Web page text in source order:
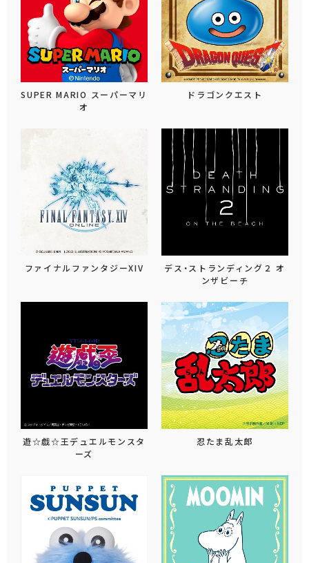
SUPER MARIO スーパーマリ
オ
ドラゴンクエスト
ファイナルファンタジーXIV
デス・ストランディング２ オ
ンザビーチ
遊☆戯☆王デュエルモンスタ
ーズ
忍たま乱太郎